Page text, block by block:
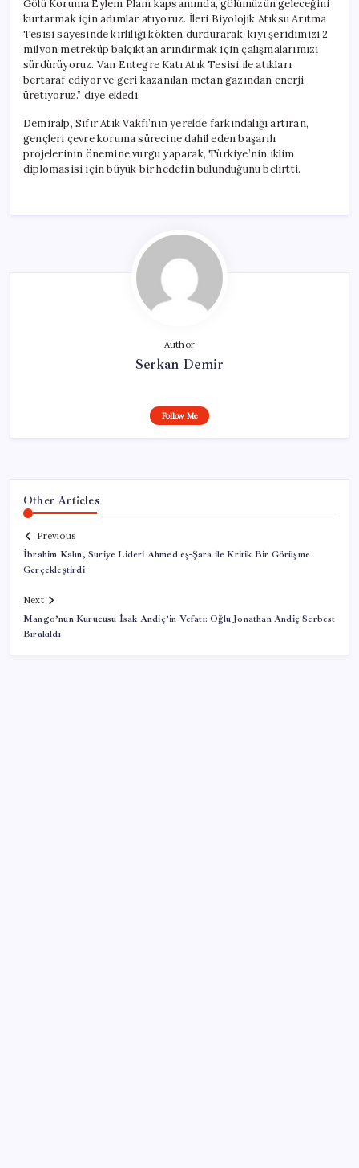
Gölü Koruma Eylem Planı kapsamında, gölümüzün geleceğini
kurtarmak için adımlar atıyoruz. İleri Biyolojik Atıksu Arıtma
Tesisi sayesinde kirliliği kökten durdurarak, kıyı şeridimizi 2
milyon metreküp balçıktan arındırmak için çalışmalarımızı
sürdürüyoruz. Van Entegre Katı Atık Tesisi ile atıkları
bertaraf ediyor ve geri kazanılan metan gazından enerji
üretiyoruz.” diye ekledi.
Demiralp, Sıfır Atık Vakfı’nın yerelde farkındalığı artıran,
gençleri çevre koruma sürecine dahil eden başarılı
projelerinin önemine vurgu yaparak, Türkiye’nin iklim
diplomasisi için büyük bir hedefin bulunduğunu belirtti.
Author
Serkan Demir
Follow Me
Other Articles
Previous
İbrahim Kalın, Suriye Lideri Ahmed eş-Şara ile Kritik Bir Görüşme
Gerçekleştirdi
Next
Mango’nun Kurucusu İsak Andiç’in Vefatı: Oğlu Jonathan Andiç Serbest
Bırakıldı